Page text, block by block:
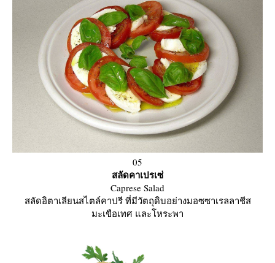
05
สลัดคาเปรเซ่
Caprese Salad
สลัดอิตาเลียนสไตล์คาปรี ที่มีวัตถุดิบอย่างมอซซาเรลลาชีส
มะเขือเทศ และโหระพา